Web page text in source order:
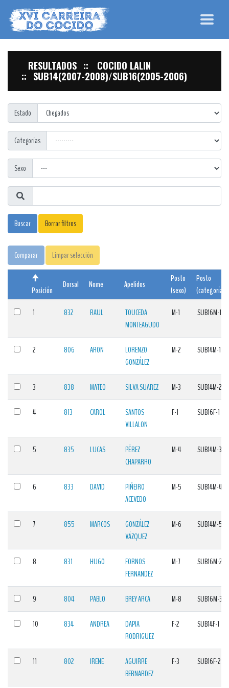
RESULTADOS
COCIDO LALIN
SUB14(2007-2008)/SUB16(2005-2006)
Estado
Categorías
Sexo
Buscar Borrar filtros
Comparar Limpar selección
Posición
Dorsal Nome Apelidos
Posto
(sexo)
Posto
(categoría)
1
832 RAUL
TOUCEDA
MONTEAGUDO
M-1 SUB16M-1
2 806 ARON
LORENZO
GONZÁLEZ
M-2 SUB14M-1
3 838 MATEO SILVA SUAREZ M-3 SUB14M-2
4 813 CAROL
SANTOS
VILLALON
F-1 SUB16F-1
5 835 LUCAS
PÉREZ
CHAPARRO
M-4 SUB14M-3
6 833 DAVID
PIÑEIRO
ACEVEDO
M-5 SUB14M-4
7 855 MARCOS
GONZÁLEZ
VÁZQUEZ
M-6 SUB14M-5
8 831 HUGO
FORNOS
FERNANDEZ
M-7 SUB16M-2
9 804 PABLO BREY ARCA M-8 SUB16M-3
10 834 ANDREA
DAPIA
RODRIGUEZ
F-2 SUB14F-1
11 802 IRENE
AGUIRRE
BERNARDEZ
F-3 SUB16F-2